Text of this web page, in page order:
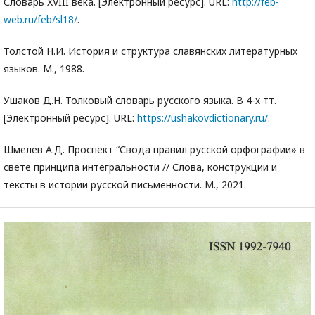
web.ru/feb/sl18/.
Толстой Н.И. История и структура славянских литературных
языков. М., 1988.
Ушаков Д.Н. Толковый словарь русского языка. В 4-х тт.
[Электронный ресурс]. URL: https://ushakovdictionary.ru/.
Шмелев А.Д. Проспект “Свода правил русской орфографии» в
свете принципа интегральности // Слова, конструкции и
тексты в истории русской письменности. М., 2021.